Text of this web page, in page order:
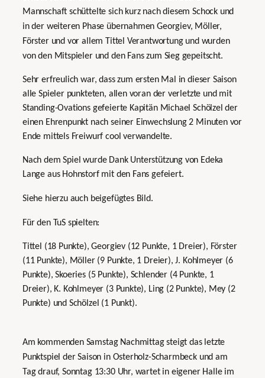
Mannschaft schüttelte sich kurz nach diesem Schock und
in der weiteren Phase übernahmen Georgiev, Möller,
Förster und vor allem Tittel Verantwortung und wurden
von den Mitspieler und den Fans zum Sieg gepeitscht.
Sehr erfreulich war, dass zum ersten Mal in dieser Saison
alle Spieler punkteten, allen voran der verletzte und mit
Standing-Ovations gefeierte Kapitän Michael Schölzel der
einen Ehrenpunkt nach seiner Einwechslung 2 Minuten vor
Ende mittels Freiwurf cool verwandelte.
Nach dem Spiel wurde Dank Unterstützung von Edeka
Lange aus Hohnstorf mit den Fans gefeiert.
Siehe hierzu auch beigefügtes Bild.
Für den TuS spielten:
Tittel (18 Punkte), Georgiev (12 Punkte, 1 Dreier), Förster
(11 Punkte), Möller (9 Punkte, 1 Dreier), J. Kohlmeyer (6
Punkte), Skoeries (5 Punkte), Schlender (4 Punkte, 1
Dreier), K. Kohlmeyer (3 Punkte), Ling (2 Punkte), Mey (2
Punkte) und Schölzel (1 Punkt).
Am kommenden Samstag Nachmittag steigt das letzte
Punktspiel der Saison in Osterholz-Scharmbeck und am
Tag drauf, Sonntag 13:30 Uhr, wartet in eigener Halle im